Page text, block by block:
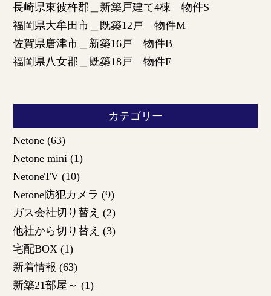
長崎県東彼杵郡＿新築戸建て4棟 物件S
福岡県大牟田市＿既築12戸 物件M
佐賀県唐津市＿新築16戸 物件B
福岡県八女郡＿既築18戸 物件F
カテゴリー
Netone (63)
Netone mini (1)
NetoneTV (10)
Netone防犯カメラ (9)
ガス会社切り替え (2)
他社から切り替え (3)
宅配BOX (1)
新着情報 (63)
新築21部屋～ (1)